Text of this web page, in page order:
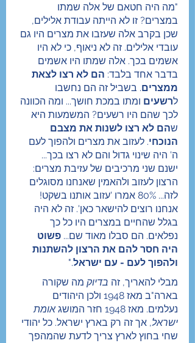
"מה היה חטאם של אלה שמתו
במצרים? זו לא הייתה עבודת אלילים,
שכן בקרב אלה שעזבו את מצרים היו גם
עובדי אלילים. זה לא ניאוף, כי לא היו
אשמים בכך. אלה שמתו היו אשמים
בדבר אחד בלבד: הם לא רצו לצאת
ממצרים. בשביל זה הם נחשבו
לרשעים ומתו במכת חושך... ומה הכוונה
לכך שהם היו רשעים? המשמעות היא
שהם לא רצו לשנות את מצבם
הנוכחי. לעזוב את מצרים ולהפוך לעם
ה' היה שינוי גדול והם לא רצו בכך...
ישנם שני מרכיבים של עזיבת מצרים:
הרצון לעזוב ולהאמין שאנחנו מסוגלים
לזה... 80% אמרו 'עזוב אותנו בשקט!
אנחנו רוצים להישאר כאן'. זה לא היה
בגלל שהחיים במצרים היו כל כך
נפלאים. הם סבלו מאוד שם... פשוט
היה חסר להם את הרצון להשתנות
ולהפוך לעם - עם ישראל."
מבלי להאריך, זה בדיוק מה שקורה
בארה"ב מאז 1948 ולכן היהודים
נעלמים. מאז 1948 חזר המושג
אומת
ישראל, אך זה רק בארץ ישראל. כל יהודי
שחי בחוץ לארץ צריך לדעת שהמהפך